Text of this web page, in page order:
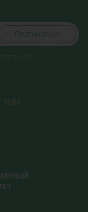
Подписаться